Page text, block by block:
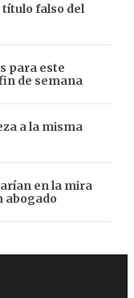
título falso del
para este
de semana
a la misma
en la mira
abogado